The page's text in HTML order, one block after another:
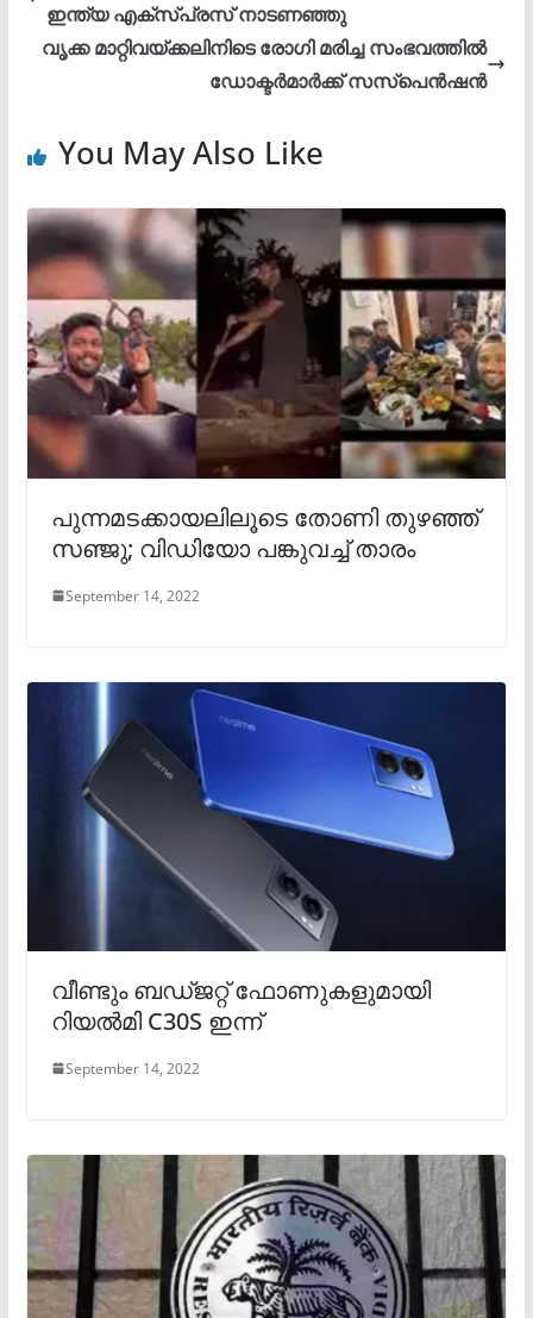
ഇന്ത്യ എക്സ്പ്രസ് നാടണഞ്ഞു
വൃക്ക മാറ്റിവയ്ക്കലിനിടെ രോഗി മരിച്ച സംഭവത്തിൽ
ഡോക്ടർമാർക്ക് സസ്പെൻഷൻ
You May Also Like
പുന്നമടക്കായലിലൂടെ തോണി തുഴഞ്ഞ്
സഞ്ജു; വിഡിയോ പങ്കുവച്ച് താരം
September 14, 2022
വീണ്ടും ബഡ്ജറ്റ് ഫോണുകളുമായി
റിയൽമി C30S ഇന്ന്
September 14, 2022